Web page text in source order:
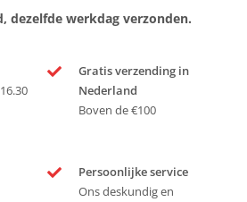
dezelfde werkdag verzonden.
Gratis verzending in
Nederland
Boven de €100
Persoonlijke service
Ons deskundig en